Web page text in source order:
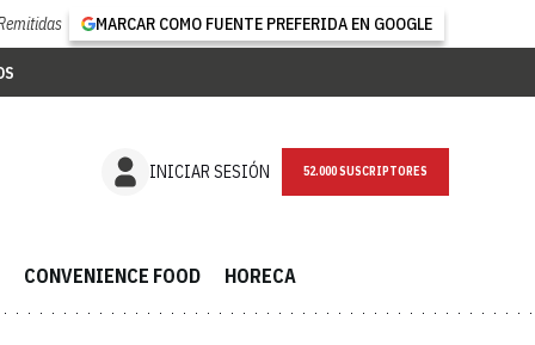
MARCAR COMO FUENTE PREFERIDA EN GOOGLE
INICIAR SESIÓN NEWSLETTER
CONVENIENCE FOOD HORECA